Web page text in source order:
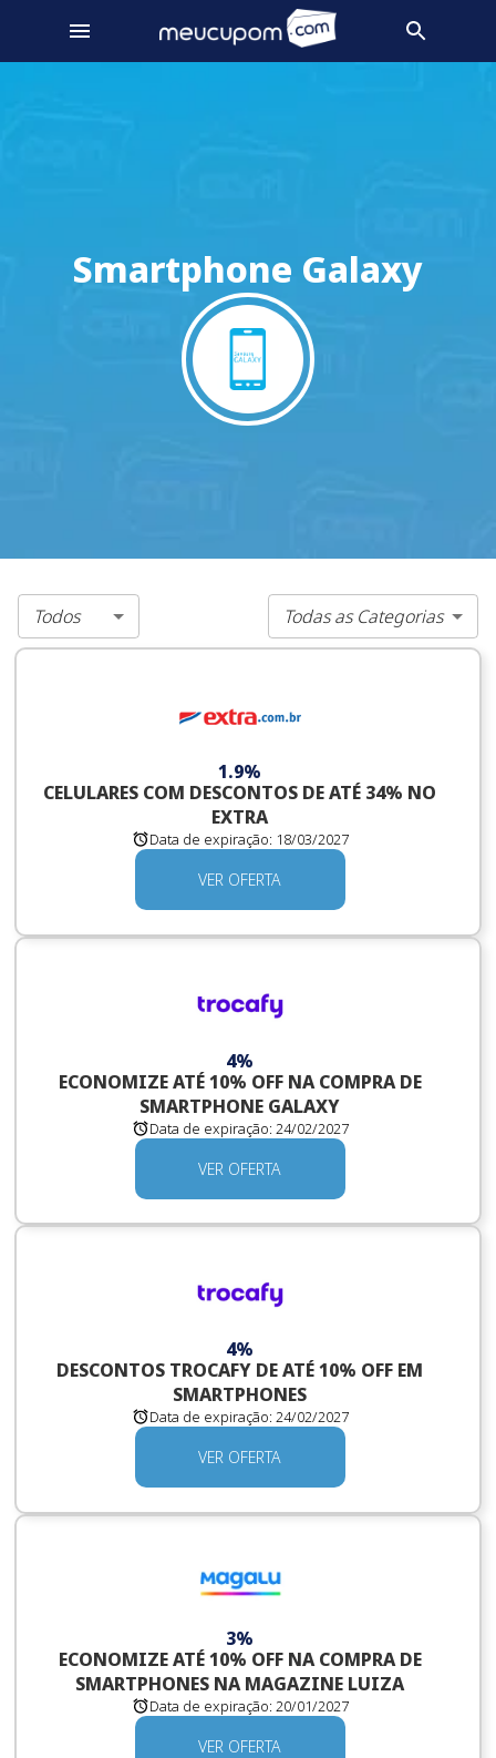
Smartphone Galaxy
Todos Todas as Categorias
1.9%
CELULARES COM DESCONTOS DE ATÉ 34% NO
EXTRA
Data de expiração: 18/03/2027
VER OFERTA
4%
ECONOMIZE ATÉ 10% OFF NA COMPRA DE
SMARTPHONE GALAXY
Data de expiração: 24/02/2027
VER OFERTA
4%
DESCONTOS TROCAFY DE ATÉ 10% OFF EM
SMARTPHONES
Data de expiração: 24/02/2027
VER OFERTA
3%
ECONOMIZE ATÉ 10% OFF NA COMPRA DE
SMARTPHONES NA MAGAZINE LUIZA
Data de expiração: 20/01/2027
VER OFERTA